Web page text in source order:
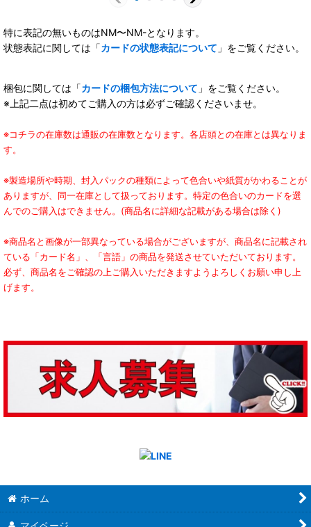
特に表記の無いものはNM〜NM-となります。
状態表記に関しては「カードの状態表記について 」をご覧ください。
梱包に関しては「カードの梱包方法について 」をご覧ください。
※上記二点は初めてご購入の方は必ずご確認くださいませ。
※コチラの在庫数は通販の在庫数となります。各店頭との在庫とは異なりま
す。
※製造場所や時期、封入パックの種類によって色合いや紙質がかわることが
ありますが、同一在庫として扱っております。特定の色合いのカードを選
んでのご購入はできません。(商品名に詳細な記載がある場合は除く)
※商品名と画像が一部異なっている場合がございますが、商品名に記載され
ている「カード名」、「言語」の商品を発送させていただいております。
必ず、商品名をご確認の上ご購入いただきますようよろしくお願い申し上
げます。
ホーム